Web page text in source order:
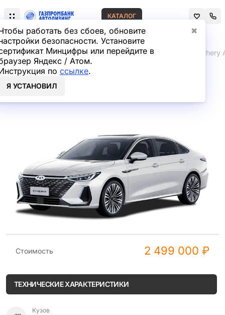
работать без сбоев, обновите
безопасности. Установите
Минцифры или перейдите в
Яндекс / Атом.
по ссылке.
Я УСТАНОВИЛ
✖
КАТАЛОГ
Главная Лизинг легковых автомобилей Chery
Chery Arrizo 8 Седан в
лизинг
Стоимость 2 499 000 ₽
ТЕХНИЧЕСКИЕ ХАРАКТЕРИСТИКИ
Кузов